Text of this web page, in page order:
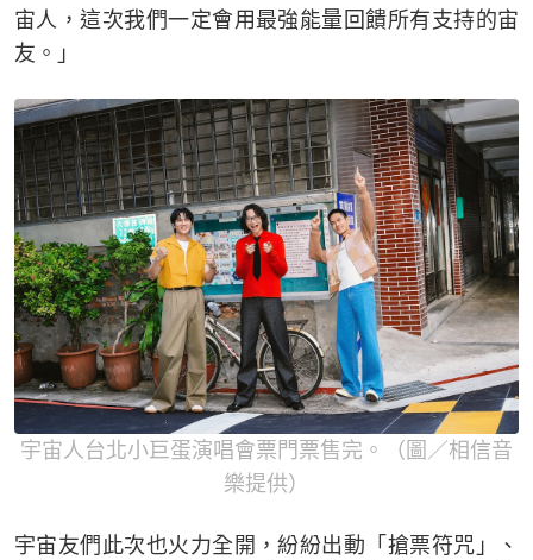
宙人，這次我們一定會用最強能量回饋所有支持的宙
友。」
宇宙人台北小巨蛋演唱會票門票售完。（圖／相信音
樂提供）
宇宙友們此次也火力全開，紛紛出動「搶票符咒」、